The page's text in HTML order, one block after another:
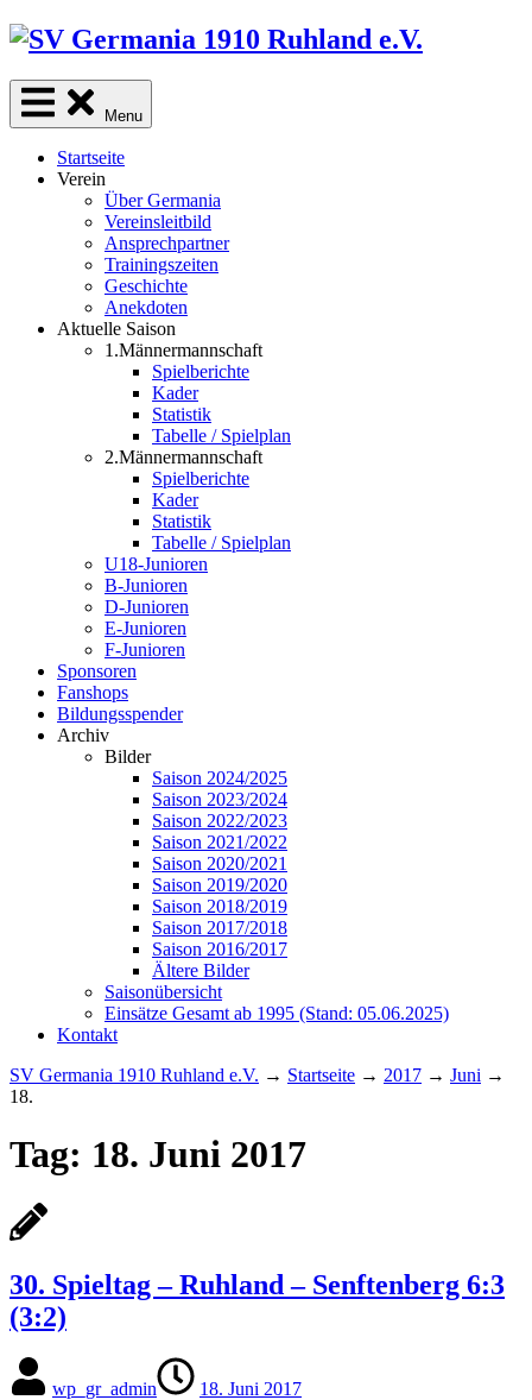
Skip
content
Menu
Startseite
Verein
Über Germania
Vereinsleitbild
Ansprechpartner
Trainingszeiten
Geschichte
Anekdoten
Aktuelle Saison
1.Männermannschaft
Spielberichte
Kader
Statistik
Tabelle / Spielplan
2.Männermannschaft
Spielberichte
Kader
Statistik
Tabelle / Spielplan
U18-Junioren
B-Junioren
D-Junioren
E-Junioren
F-Junioren
Sponsoren
Fanshops
Bildungsspender
Archiv
Bilder
Saison 2024/2025
Saison 2023/2024
Saison 2022/2023
Saison 2021/2022
Saison 2020/2021
Saison 2019/2020
Saison 2018/2019
Saison 2017/2018
Saison 2016/2017
Ältere Bilder
Saisonübersicht
Einsätze Gesamt ab 1995 (Stand: 05.06.2025)
Kontakt
SV Germania 1910 Ruhland e.V. → Startseite → 2017 → Juni →
18.
Tag: 18. Juni 2017
30. Spieltag – Ruhland – Senftenberg 6:3
(3:2)
wp_gr_admin 18. Juni 2017